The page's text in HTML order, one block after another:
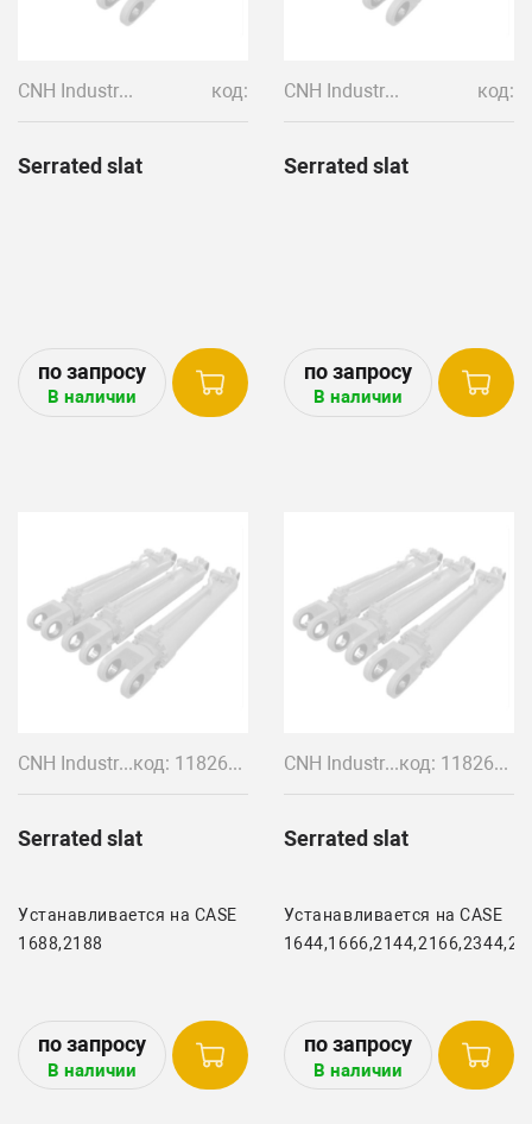
CNH Industrial код:
Serrated slat
В наличии
CNH Industrial код:
Serrated slat
В наличии
CNH Industrial код: 118269A1
Serrated slat
Устанавливается на CASE
1688,2188
В наличии
CNH Industrial код: 118268A1
Serrated slat
Устанавливается на CASE
В наличии